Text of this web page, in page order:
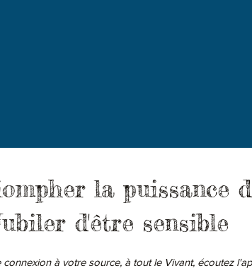
la puissance
d'être sensible​
à votre source, à tout le Vivant, écoutez